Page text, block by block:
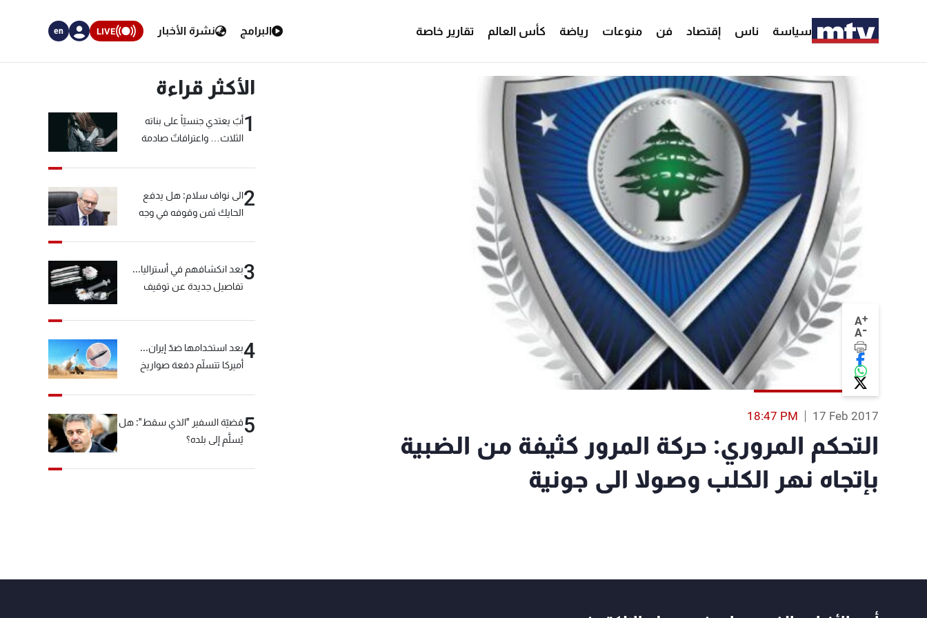
سياسة ناس إقتصاد فن منوعات رياضة كأس العالم تقارير خاصة البرامج نشرة الأخبار LIVE
en
A+
A-
17 Feb 2017
18:47 PM
التحكم المروري: حركة المرور كثيفة من الضبية
بإتجاه نهر الكلب وصولا الى جونية
الأكثر قراءة
1أبٌ يعتدي جنسيّاً على بناته
الثلاث… واعترافاتٌ صادمة
2الى نواف سلام: هل يدفع
الحايك ثمن وقوفه في وجه
3بعد انكشافهم في أستراليا...
تفاصيل جديدة عن توقيف
4بعد استخدامها ضدّ إيران...
أميركا تتسلّم دفعة صواريخ
5قضيّة السفير "الذي سقط": هل
يُسلَّم إلى بلده؟